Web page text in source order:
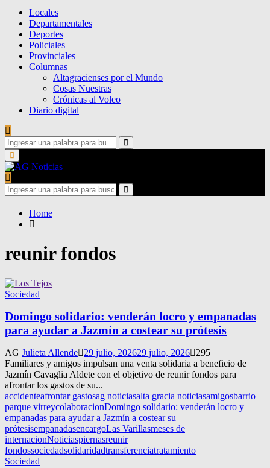
Locales
Departamentales
Deportes
Policiales
Provinciales
Columnas
Altagracienses por el Mundo
Cosas Nuestras
Crónicas al Voleo
Diario digital
Search
for:
Search
Primary
Menu
Search
for:
Search
Home
reunir fondos
Sociedad
Domingo solidario: venderán locro y empanadas
para ayudar a Jazmín a costear su prótesis
AG Julieta Allende 29 julio, 202629 julio, 2026
295
Familiares y amigos impulsan una venta solidaria a beneficio de
Jazmín Cavaglia Aldete con el objetivo de reunir fondos para
afrontar los gastos de su...
accidenteafrontar gastosag noticiasalta gracia noticiasamigosbarrio
parque virreycolaboracionDomingo solidario: venderán locro y
empanadas para ayudar a Jazmín a costear su
prótesisempanadasencargoLas Varillasmeses de
internacionNoticiaspiernasreunir
fondossociedadsolidaridadtransferenciatratamiento
Sociedad